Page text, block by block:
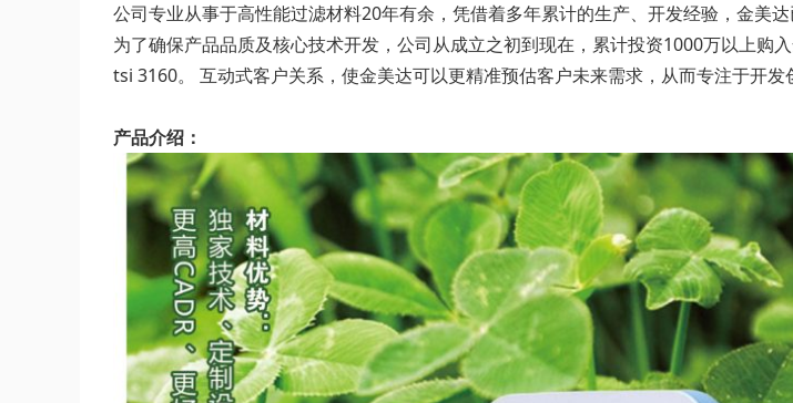
公司专业从事于高性能过滤材料20年有余，凭借着多年累计的生产、开发经验，金美
为了确保产品品质及核心技术开发，公司从成立之初到现在，累计投资1000万以上
tsi 3160。 互动式客户关系，使金美达可以更精准预估客户未来需求，从而专注于开发
产品介绍：